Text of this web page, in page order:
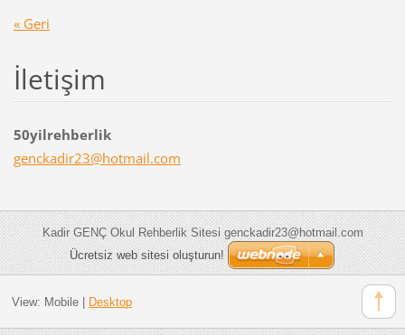
« Geri
İletişim
50yilrehberlik
genckadir23@hotmail.com
Kadir GENÇ Okul Rehberlik Sitesi genckadir23@hotmail.com
Ücretsiz web sitesi oluşturun!
View: Mobile| Desktop